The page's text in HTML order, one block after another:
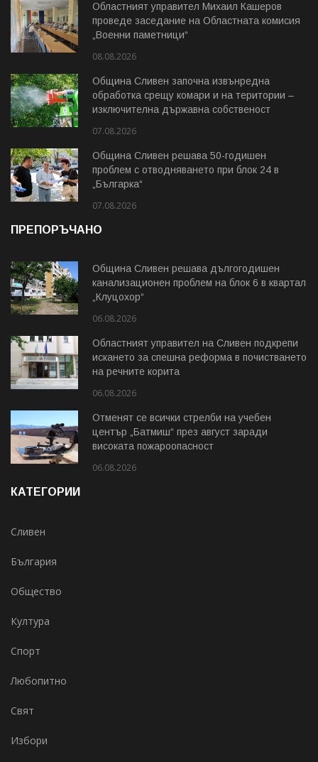
Областният управител Михаил Кашеров
проведе заседание на Областната комисия
„Военни паметници“
08.08.2026
Община Сливен започна извънредна
обработка срещу комари и на територии –
изключителна държавна собственост
07.08.2026
Община Сливен решава 50-годишен
проблем с отводняването при блок 24 в
„Българка“
07.08.2026
ПРЕПОРЪЧАНО
Община Сливен решава дългогодишен
канализационен проблем на блок 6 в квартал
„Клуцохор“
06.08.2026
Областният управител на Сливен подкрепи
искането за спешна реформа в почистването
на речните корита
06.08.2026
Отменят се всички стрелби на учебен
център „Батмиш“ през август заради
високата пожароопасност
06.08.2026
КАТЕГОРИИ
Сливен
България
Общество
Култура
Спорт
Любопитно
Свят
Избори